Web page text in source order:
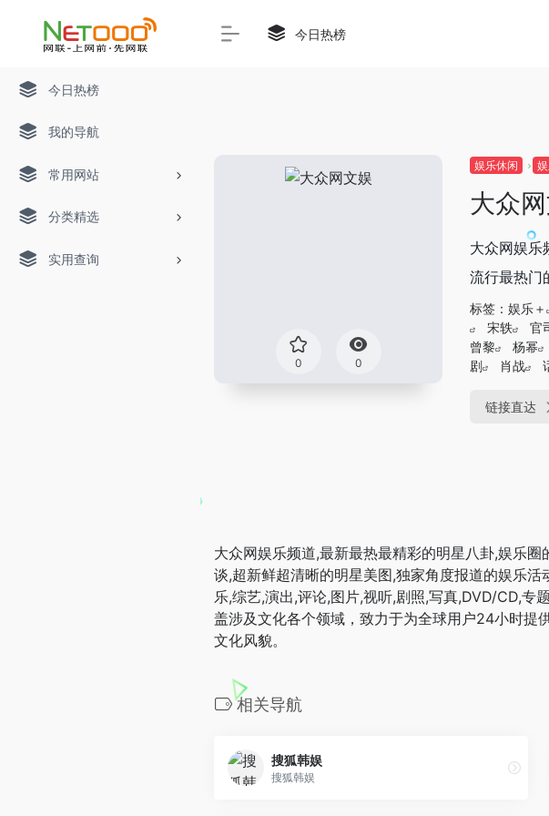
今日热榜
我的导航
常用网站
分类精选
实用查询
今日热榜
0 0
娱乐休闲
大众
大众网娱乐
流行最热门
标签： 娱乐＋
宋轶
官
曾黎
杨幂
剧
肖战
链接直达
大众网娱乐频道,最新最热最精彩的明星八卦,娱乐
谈,超新鲜超清晰的明星美图,独家角度报道的娱乐
乐,综艺,演出,评论,图片,视听,剧照,写真,DVD/CD,
盖涉及文化各个领域，致力于为全球用户24小时提
文化风貌。
相关导航
搜狐韩娱
搜狐韩娱